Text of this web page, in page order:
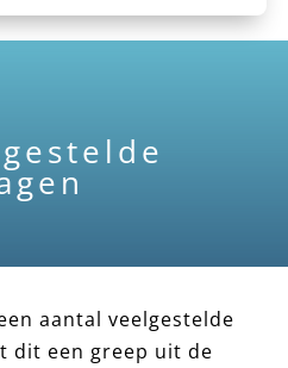
aantal veelgestelde
dit een greep uit de